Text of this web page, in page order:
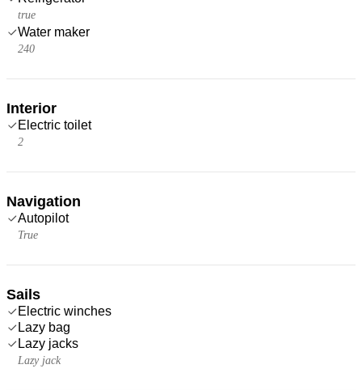
true
Water maker
240
Interior
Electric toilet
2
Navigation
Autopilot
True
Sails
Electric winches
Lazy bag
Lazy jacks
Lazy jack